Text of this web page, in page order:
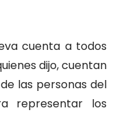
cuenta a todos
dijo, cuentan
las personas del
representar los